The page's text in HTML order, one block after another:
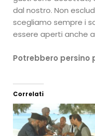
dal nostro. Non
scegliamo sempre i
essere aperti anche
Potrebbero persino
Correlati